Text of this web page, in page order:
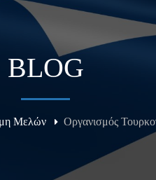
BLOG
Μελών Οργανισμός